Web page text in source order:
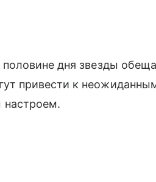
дня звезды
привести к
настроем.